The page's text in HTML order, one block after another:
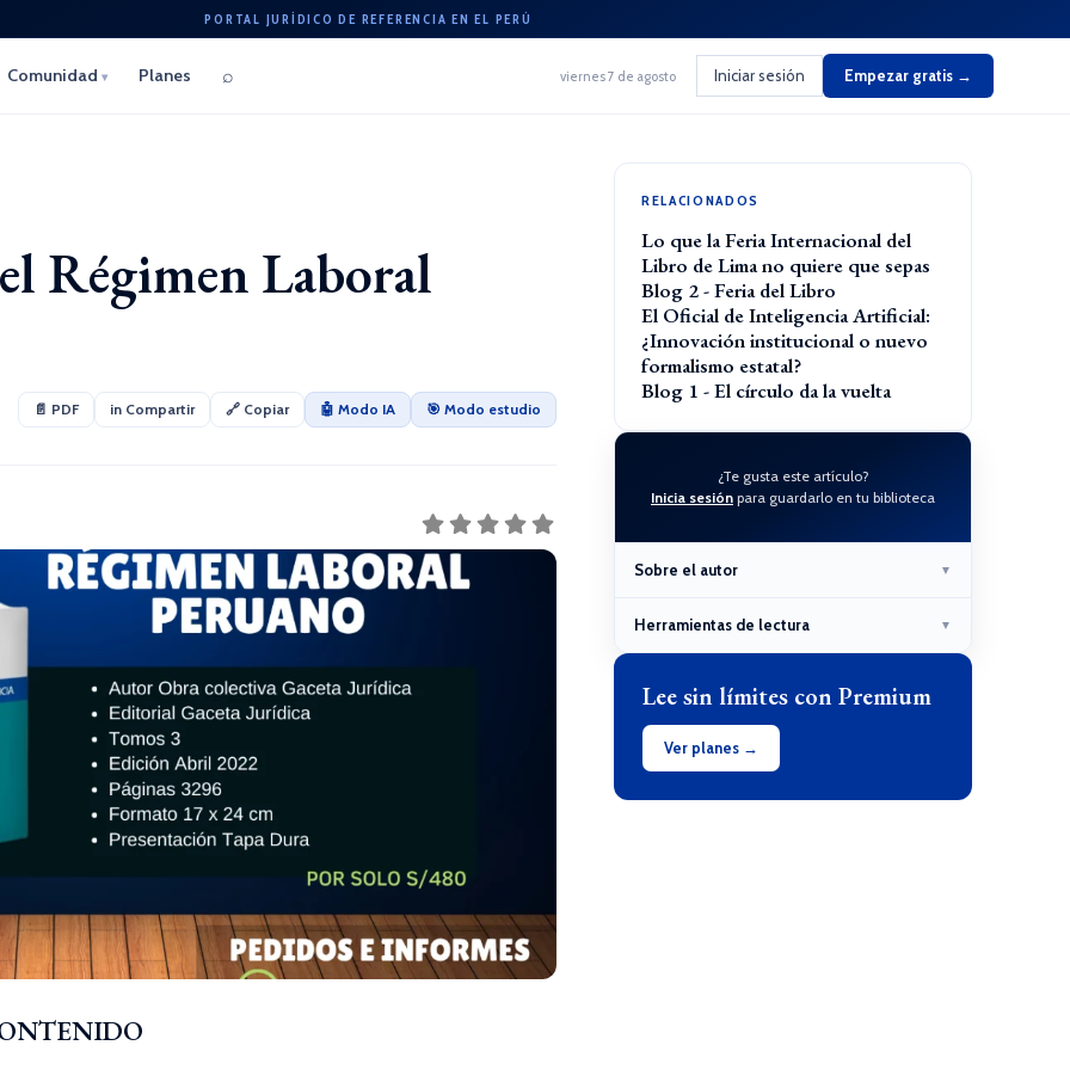
PORTAL JURÍDICO DE REFERENCIA EN EL PERÚ
Comunidad ▾ Planes ⌕ viernes 7 de agosto Iniciar sesión Empezar gratis →
Régimen Laboral
📄 PDF in Compartir 🔗 Copiar 🤖 Modo IA 🎯 Modo estudio
RELACIONADOS
Lo que la Feria Internacional del
Libro de Lima no quiere que sepas
Blog 2 - Feria del Libro
El Oficial de Inteligencia Artificial:
¿Innovación institucional o nuevo
formalismo estatal?
Blog 1 - El círculo da la vuelta
¿Te gusta este artículo?
Inicia sesión para guardarlo en tu biblioteca
Sobre el autor ▼
Herramientas de lectura ▼
Lee sin límites con Premium
Ver planes →